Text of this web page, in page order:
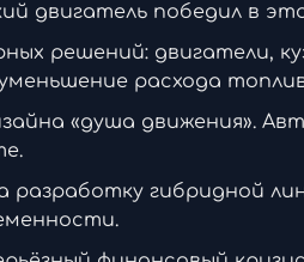
двигатель победил в
решений: двигатели,
расхода
«душа движения».
разработку гибридной